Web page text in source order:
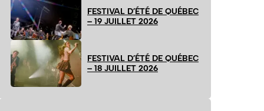
FESTIVAL D’ÉTÉ DE QUÉBEC
– 19 JUILLET 2026
FESTIVAL D’ÉTÉ DE QUÉBEC
– 18 JUILLET 2026